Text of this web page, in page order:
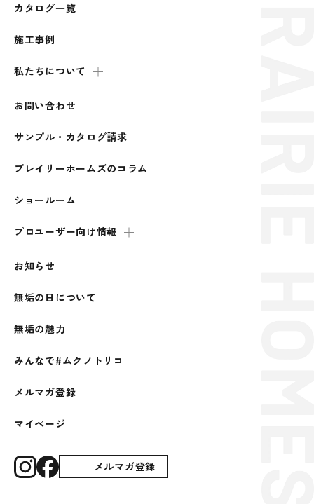
カタログ一覧
施工事例
私たちについて
お問い合わせ
サンプル・カタログ請求
プレイリーホームズのコラム
ショールーム
プロユーザー向け情報
お知らせ
無垢の日について
無垢の魅力
みんなで#ムクノトリコ
メルマガ登録
マイページ
メルマガ登録